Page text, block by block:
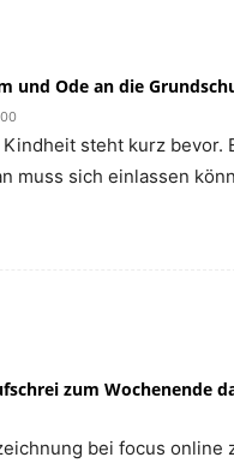
und Ode an die
steht kurz bevor.
muss sich einlassen
zum Wochenende
bei focus online